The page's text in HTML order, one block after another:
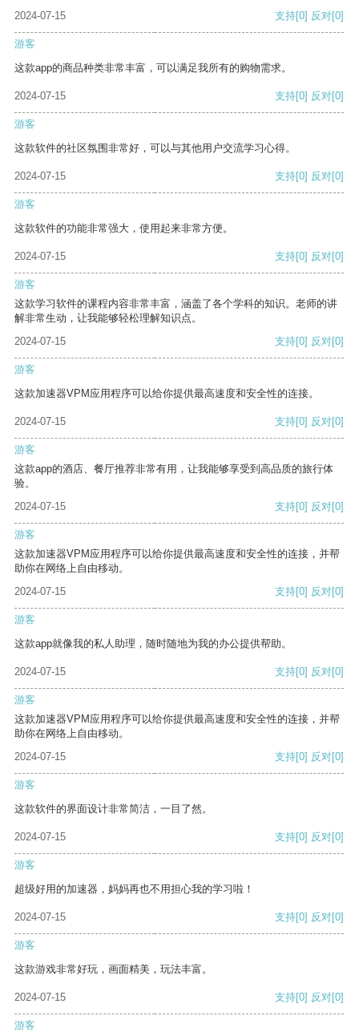
2024-07-15
支持[0] 反对[0]
游客
这款app的商品种类非常丰富，可以满足我所有的购物需求。
2024-07-15 支持[0] 反对[0]
游客
这款软件的社区氛围非常好，可以与其他用户交流学习心得。
2024-07-15 支持[0] 反对[0]
游客
这款软件的功能非常强大，使用起来非常方便。
2024-07-15 支持[0] 反对[0]
游客
这款学习软件的课程内容非常丰富，涵盖了各个学科的知识。老师的讲
解非常生动，让我能够轻松理解知识点。
2024-07-15
支持[0] 反对[0]
游客
这款加速器VPM应用程序可以给你提供最高速度和安全性的连接。
2024-07-15 支持[0] 反对[0]
游客
这款app的酒店、餐厅推荐非常有用，让我能够享受到高品质的旅行体
验。
2024-07-15
支持[0] 反对[0]
游客
这款加速器VPM应用程序可以给你提供最高速度和安全性的连接，并帮
助你在网络上自由移动。
2024-07-15
支持[0] 反对[0]
游客
这款app就像我的私人助理，随时随地为我的办公提供帮助。
2024-07-15 支持[0] 反对[0]
游客
这款加速器VPM应用程序可以给你提供最高速度和安全性的连接，并帮
助你在网络上自由移动。
2024-07-15
支持[0] 反对[0]
游客
这款软件的界面设计非常简洁，一目了然。
2024-07-15 支持[0] 反对[0]
游客
超级好用的加速器，妈妈再也不用担心我的学习啦！
2024-07-15 支持[0] 反对[0]
游客
这款游戏非常好玩，画面精美，玩法丰富。
2024-07-15 支持[0] 反对[0]
游客